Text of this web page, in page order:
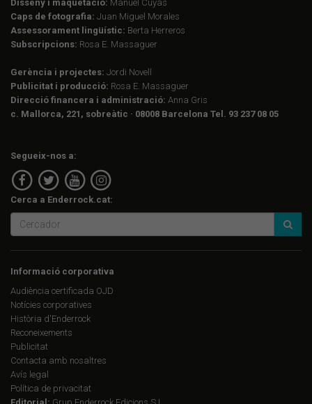
Disseny i maquetació: Manuel Cuyàs
Caps de fotografia: Juan Miguel Morales
Assessorament lingüístic: Berta Herreros
Subscripcions: Rosa E. Massaguer
Gerència i projectes: Jordi Novell
Publicitat i producció: Rosa E. Massaguer
Direcció financera i administració: Anna Gris
c. Mallorca, 221, sobreàtic · 08008 Barcelona Tel. 93 237 08 05
Segueix-nos a:
Cerca a Enderrock.cat:
Informació corporativa
Audiència certificada OJD
Notícies corporatives
Història d'Enderrock
Reconeixements
Publicitat
Contacta amb nosaltres
Avís legal
Política de privacitat